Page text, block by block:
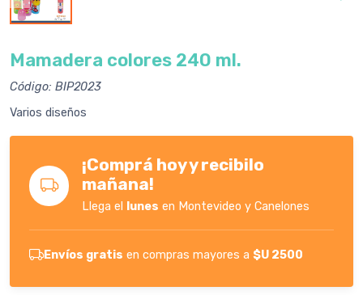
Mamadera colores 240 ml.
Código: BIP2023
Varios diseños
¡Comprá hoy y recibilo
mañana!
Llega el lunes en Montevideo y Canelones
Envíos gratis en compras mayores a $U 2500